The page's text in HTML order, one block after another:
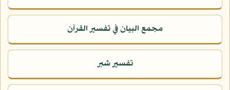
مجمع البيان في تفسير القرآن
تفسير شبر